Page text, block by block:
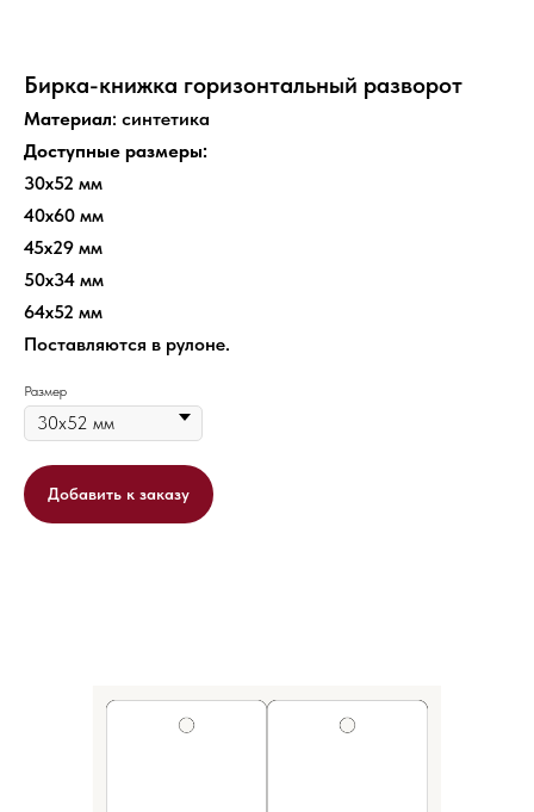
Бирка-книжка горизонтальный разворот
Материал: синтетика
Доступные размеры:
30х52 мм
40х60 мм
45х29 мм
50х34 мм
64х52 мм
Поставляются в рулоне.
Размер
Добавить к заказу